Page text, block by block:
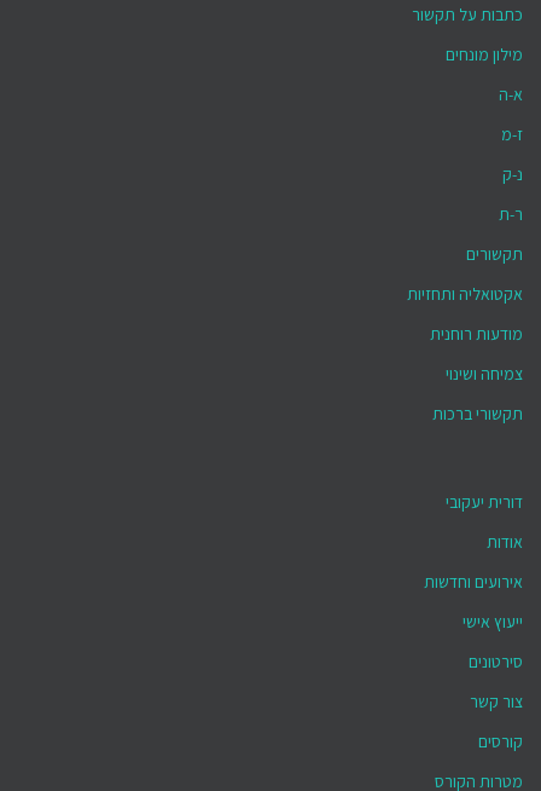
כתבות על תקשור
מילון מונחים
א-ה
ז-מ
נ-ק
ר-ת
תקשורים
אקטואליה ותחזיות
מודעות רוחנית
צמיחה ושינוי
תקשורי ברכות
דורית יעקובי
אודות
אירועים וחדשות
ייעוץ אישי
סירטונים
צור קשר
קורסים
מטרות הקורס